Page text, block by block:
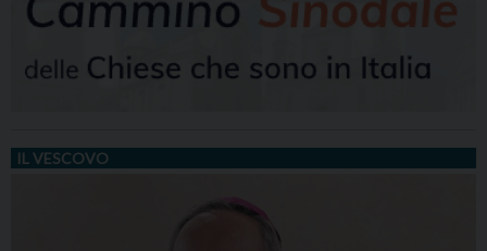
IL VESCOVO